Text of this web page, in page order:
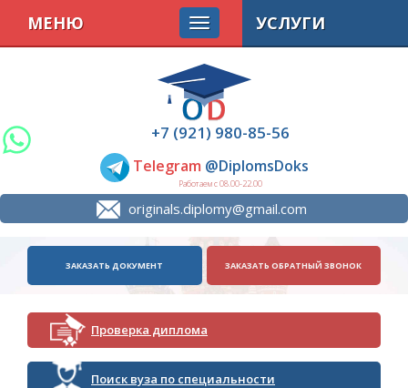
+7 (921) 980-85-56
Telegram @DiplomsDoks
Работаем с 08.00-22.00
originals.diplomy@gmail.com
МЕНЮ
ЗАКАЗАТЬ ДОКУМЕНТ ЗАКАЗАТЬ ОБРАТНЫЙ ЗВОНОК
Проверка диплома
Поиск вуза по специальности
УСЛУГИ